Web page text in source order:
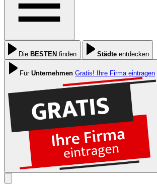
Die BESTEN finden Städte entdecken
Für Unternehmen Gratis! Ihre Firma eintragen